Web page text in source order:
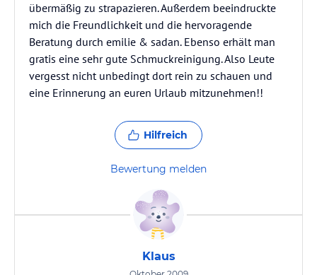
übermäßig zu strapazieren. Außerdem beeindruckte
mich die Freundlichkeit und die hervoragende
Beratung durch emilie & sadan. Ebenso erhält man
gratis eine sehr gute Schmuckreinigung. Also Leute
vergesst nicht unbedingt dort rein zu schauen und
eine Erinnerung an euren Urlaub mitzunehmen!!
Hilfreich
Bewertung melden
Klaus